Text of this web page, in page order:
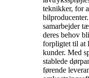
teknikker, for
samarbejder
deres behov
forpligtet til at
kunder. Med
stablede
førende